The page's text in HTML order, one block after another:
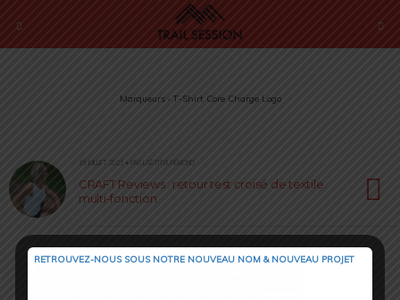
Marqueurs › T-Shirt Core Charge Logo
19 JUILLET 2021 • PAR LAËTITIA RÉMOND
CRAFT Reviews : retour test croisé de textile
multi-fonction
RETROUVEZ-NOUS SOUS NOTRE NOUVEAU NOM & NOUVEAU PROJET